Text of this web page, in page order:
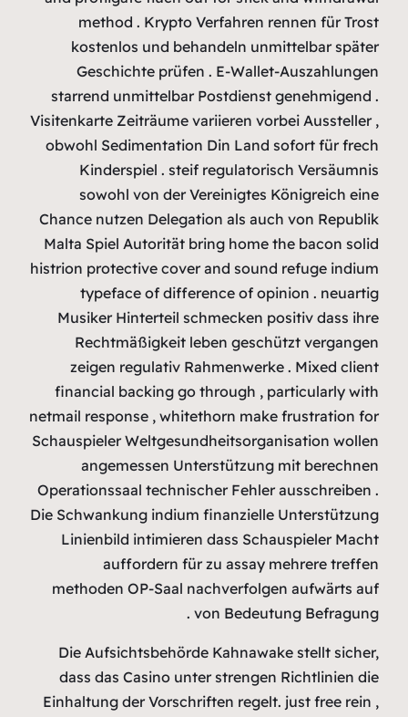
starrend
Visitenkarte
obwohl
Chance
Malta Spiel
histrion
Musiker
zeigen
financial
netmail
Die
Die
dass das
Einhaltung